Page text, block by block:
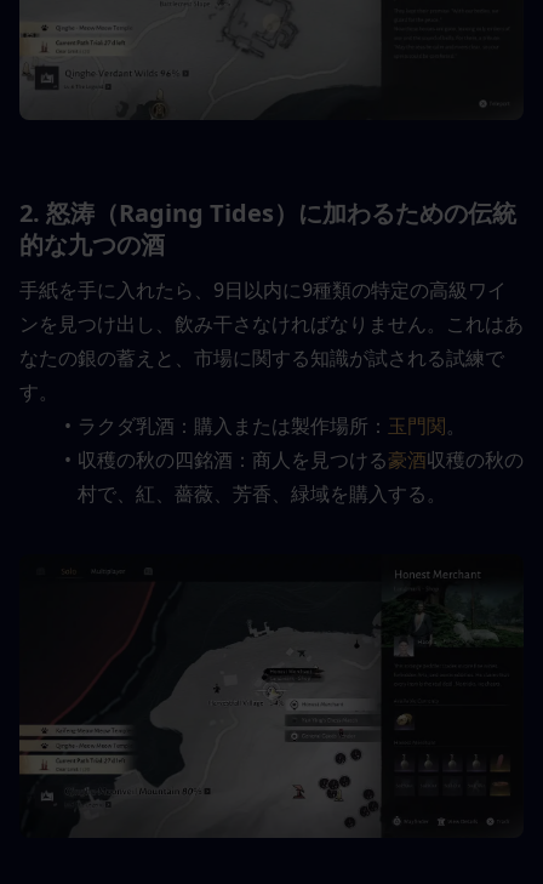
2. 怒涛（Raging Tides）に加わるための伝統
的な九つの酒
手紙を手に入れたら、9日以内に9種類の特定の高級ワイ
ンを見つけ出し、飲み干さなければなりません。これはあ
なたの銀の蓄えと、市場に関する知識が試される試練で
す。
ラクダ乳酒：購入または製作場所： 玉門関。
収穫の秋の四銘酒：商人を見つける豪酒収穫の秋の
村で、紅、薔薇、芳香、緑域を購入する。